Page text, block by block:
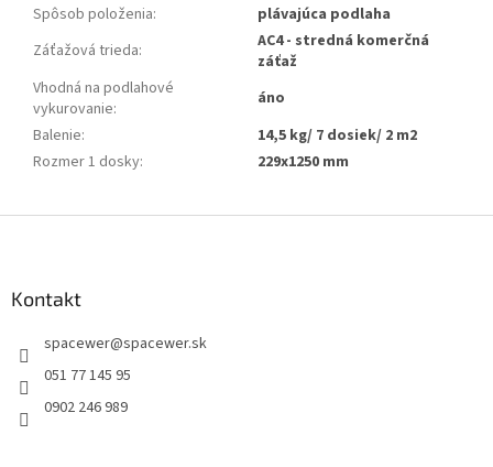
Spôsob položenia:
plávajúca podlaha
Záťažová trieda:
AC4 - stredná komerčná
záťaž
Vhodná na podlahové
vykurovanie:
áno
Balenie:
14,5 kg/ 7 dosiek/ 2 m2
Rozmer 1 dosky: 229x1250 mm
Kontakt
spacewer@spacewer.sk
051 77 145 95
0902 246 989